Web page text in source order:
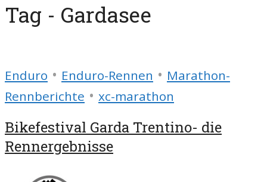
Tag - Gardasee
Enduro • Enduro-Rennen • Marathon-
Rennberichte • xc-marathon
Bikefestival Garda Trentino- die
Rennergebnisse